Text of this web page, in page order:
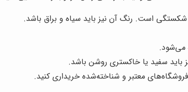
است. رنگ آن نیز باید سیاه و براق باشد.
می‌شود.
باید سفید یا خاکستری روشن باشد.
معتبر و شناخته‌شده خریداری کنید.